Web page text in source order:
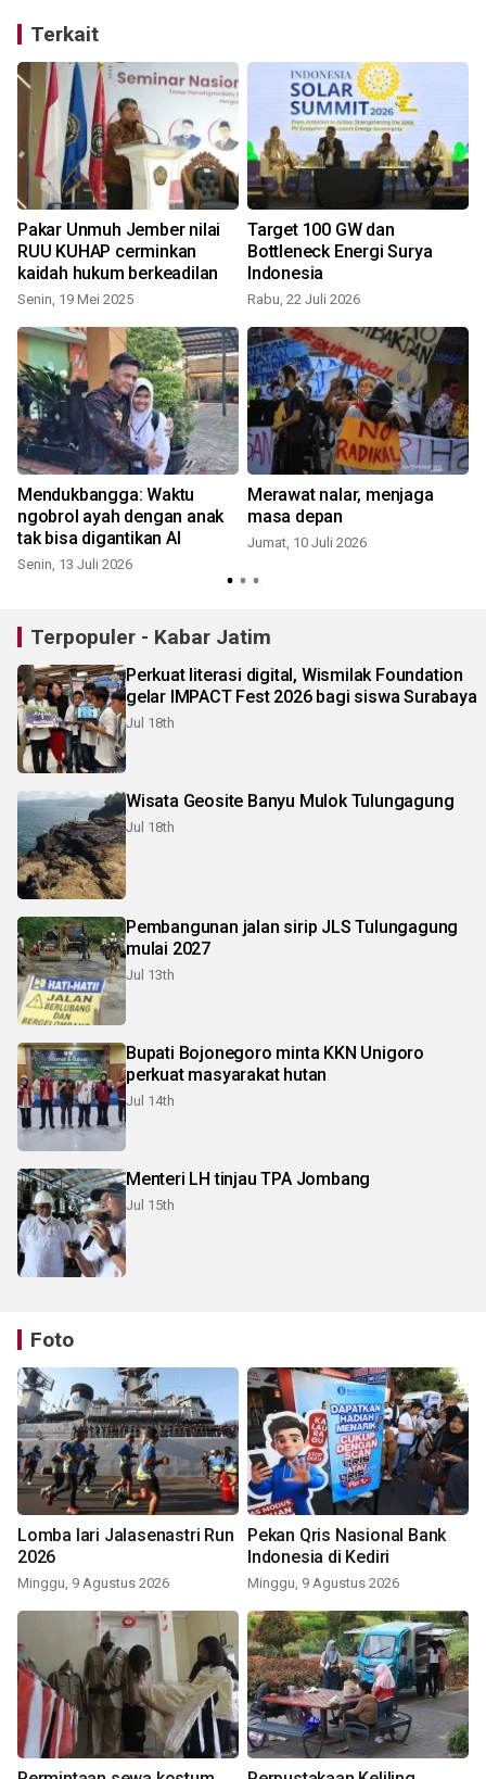
Terkait
Pakar Unmuh Jember nilai
RUU KUHAP cerminkan
kaidah hukum berkeadilan
Senin, 19 Mei 2025
Target 100 GW dan
Bottleneck Energi Surya
Indonesia
Rabu, 22 Juli 2026
Mendukbangga: Waktu
ngobrol ayah dengan anak
tak bisa digantikan AI
Senin, 13 Juli 2026
Merawat nalar, menjaga
masa depan
Jumat, 10 Juli 2026
Terpopuler - Kabar Jatim
Perkuat literasi digital, Wismilak Foundation
gelar IMPACT Fest 2026 bagi siswa Surabaya
Jul 18th
Wisata Geosite Banyu Mulok Tulungagung
Jul 18th
Pembangunan jalan sirip JLS Tulungagung
mulai 2027
Jul 13th
Bupati Bojonegoro minta KKN Unigoro
perkuat masyarakat hutan
Jul 14th
Menteri LH tinjau TPA Jombang
Jul 15th
Foto
Lomba lari Jalasenastri Run
2026
Minggu, 9 Agustus 2026
Pekan Qris Nasional Bank
Indonesia di Kediri
Minggu, 9 Agustus 2026